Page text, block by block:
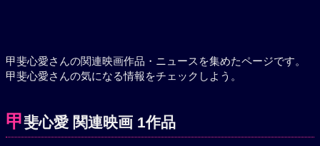
甲斐心愛さんの関連映画作品・ニュースを集めたページです。
甲斐心愛さんの気になる情報をチェックしよう。
甲斐心愛 関連映画 1作品